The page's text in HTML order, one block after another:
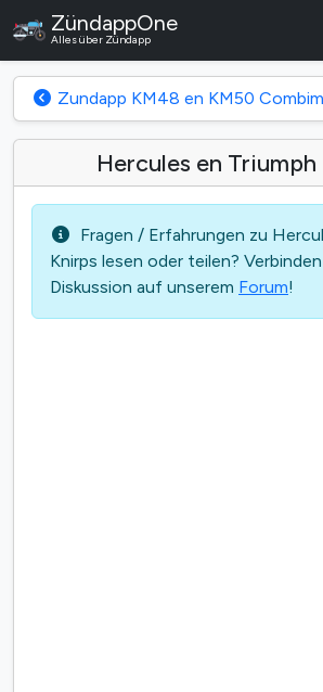
ZündappOne
Alles über Zündapp
Zundapp KM48 en KM50
Hercules en Triumph
Fragen / Erfahrungen zu
Knirps lesen oder teilen?
Diskussion auf unserem Forum!